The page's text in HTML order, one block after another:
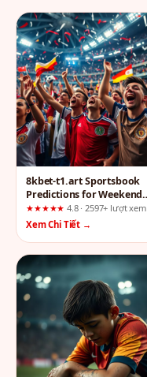
8kbet-t1.art Sportsbook
Predictions for Weekend
Football: A UX Review of
Who Benefits and Who
★★★★★4.8 · 2597+ lượt xem
Xem Chi Tiết →